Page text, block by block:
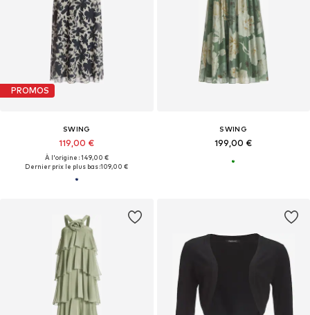
PROMOS
SWING
119,00 €
À l'origine : 149,00 €
Dernier prix le plus bas :109,00 €
SWING
199,00 €